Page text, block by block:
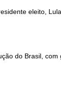
eleito,
do Brasil,